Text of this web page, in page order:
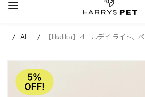
ALL 【likalika】オールデイ ライト、